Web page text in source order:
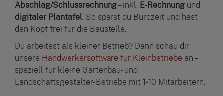
Abschlag/Schlussrechnung– inkl. E‑Rechnung und
digitaler Plantafel. So sparst du Bürozeit und hast
den Kopf frei für die Baustelle.
Du arbeitest als kleiner Betrieb? Dann schau dir
unsere Handwerkersoftware für Kleinbetriebe an –
speziell für kleine Gartenbau- und
Landschaftsgestalter-Betriebe mit 1-10 Mitarbeitern.